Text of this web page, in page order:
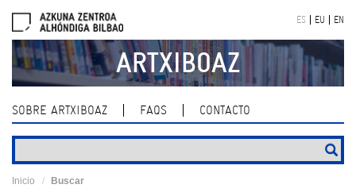
navigation
ES EU EN
ARTXIBOAZ
SOBRE ARTXIBOAZ FAQS CONTACTO
Inicio Buscar